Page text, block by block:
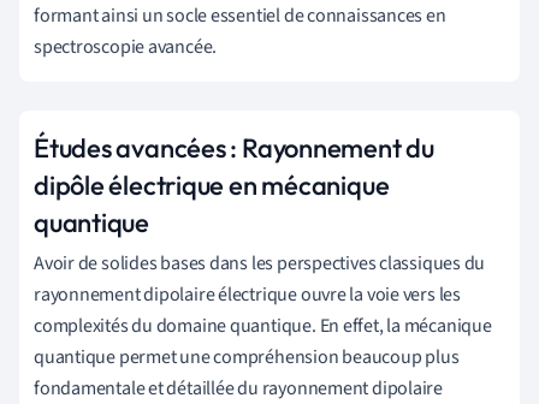
formant ainsi un socle essentiel de connaissances en
spectroscopie avancée.
Études avancées : Rayonnement du
dipôle électrique en mécanique
quantique
Avoir de solides bases dans les perspectives classiques du
rayonnement dipolaire électrique ouvre la voie vers les
complexités du domaine quantique. En effet, la mécanique
quantique permet une compréhension beaucoup plus
fondamentale et détaillée du rayonnement dipolaire